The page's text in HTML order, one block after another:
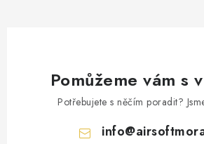
Pomůžeme vám s
Potřebujete s něčím poradit?
info@